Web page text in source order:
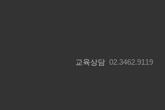
교육상담 02.3462.9119